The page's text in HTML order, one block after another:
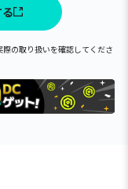
の取り扱いを確認してくださ